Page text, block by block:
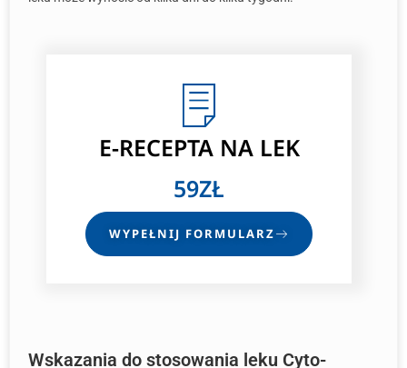
E-RECEPTANA LEK
59ZŁ
WYPEŁNIJ FORMULARZ
Wskazania do stosowania leku Cyto-